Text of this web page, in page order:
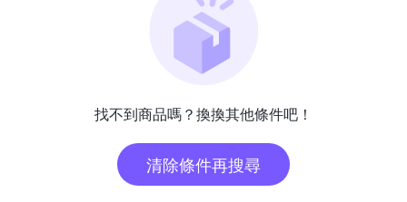
找不到商品嗎？換換其他條件吧！
清除條件再搜尋